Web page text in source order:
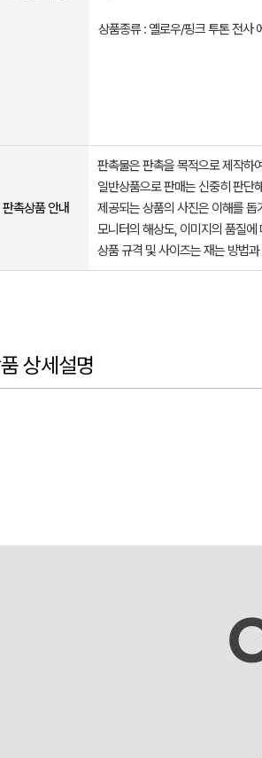
상품종류 : 옐로우/핑크 투톤 전사
판촉상품 안내
판촉물은 판촉을 목적으로 제작하
일반상품으로 판매는 신중히 판단
제공되는 상품의 사진은 이해를
모니터의 해상도, 이미지의 품질
상품 규격 및 사이즈는 재는 방법
상세설명